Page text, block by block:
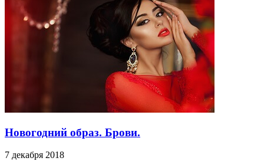
Новогодний образ. Брови.
7 декабря 2018